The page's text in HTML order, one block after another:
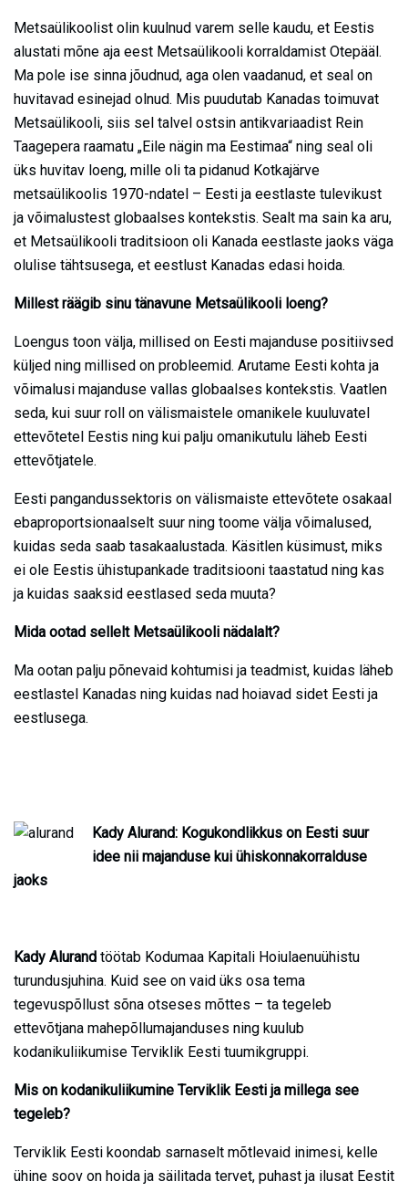
Metsaülikoolist olin kuulnud varem selle kaudu, et Eestis
alustati mõne aja eest Metsaülikooli korraldamist Otepääl.
Ma pole ise sinna jõudnud, aga olen vaadanud, et seal on
huvitavad esinejad olnud. Mis puudutab Kanadas toimuvat
Metsaülikooli, siis sel talvel ostsin antikvariaadist Rein
Taagepera raamatu „Eile nägin ma Eestimaa“ ning seal oli
üks huvitav loeng, mille oli ta pidanud Kotkajärve
metsaülikoolis 1970-ndatel – Eesti ja eestlaste tulevikust
ja võimalustest globaalses kontekstis. Sealt ma sain ka aru,
et Metsaülikooli traditsioon oli Kanada eestlaste jaoks väga
olulise tähtsusega, et eestlust Kanadas edasi hoida.
Millest räägib sinu tänavune Metsaülikooli loeng?
Loengus toon välja, millised on Eesti majanduse positiivsed
küljed ning millised on probleemid. Arutame Eesti kohta ja
võimalusi majanduse vallas globaalses kontekstis. Vaatlen
seda, kui suur roll on välismaistele omanikele kuuluvatel
ettevõtetel Eestis ning kui palju omanikutulu läheb Eesti
ettevõtjatele.
Eesti pangandussektoris on välismaiste ettevõtete osakaal
ebaproportsionaalselt suur ning toome välja võimalused,
kuidas seda saab tasakaalustada. Käsitlen küsimust, miks
ei ole Eestis ühistupankade traditsiooni taastatud ning kas
ja kuidas saaksid eestlased seda muuta?
Mida ootad sellelt Metsaülikooli nädalalt?
Ma ootan palju põnevaid kohtumisi ja teadmist, kuidas läheb
eestlastel Kanadas ning kuidas nad hoiavad sidet Eesti ja
eestlusega.
Kady Alurand: Kogukondlikkus on Eesti suur
idee nii majanduse kui ühiskonnakorralduse
jaoks
Kady Alurand töötab Kodumaa Kapitali Hoiulaenuühistu
turundusjuhina. Kuid see on vaid üks osa tema
tegevuspõllust sõna otseses mõttes – ta tegeleb
ettevõtjana mahepõllumajanduses ning kuulub
kodanikuliikumise Terviklik Eesti tuumikgruppi.
Mis on kodanikuliikumine Terviklik Eesti ja millega see
tegeleb?
Terviklik Eesti koondab sarnaselt mõtlevaid inimesi, kelle
ühine soov on hoida ja säilitada tervet, puhast ja ilusat Eestit